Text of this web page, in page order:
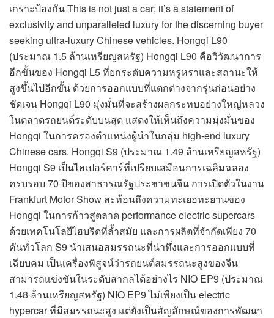
เกราะป้องกัน This is not just a car; it’s a statement of
exclusivity and unparalleled luxury for the discerning buyer
seeking ultra-luxury Chinese vehicles. Hongqi L90
(ประมาณ 1.5 ล้านเหรียญสหรัฐ) Hongqi L90 คือวิวัฒนาการ
อีกขั้นของ Hongqi L5 ที่ยกระดับความหรูหราและสถานะให้
สูงขึ้นไปอีกขั้น ด้วยการออกแบบที่แตกต่างจากรุ่นก่อนอย่าง
ชัดเจน Hongqi L90 มุ่งมั่นที่จะสร้างผลกระทบอย่างใหญ่หลวง
ในตลาดรถยนต์ระดับบนสุด แสดงให้เห็นถึงความมุ่งมั่นของ
Hongqi ในการครองตำแหน่งผู้นำในกลุ่ม high-end luxury
Chinese cars. Hongqi S9 (ประมาณ 1.49 ล้านเหรียญสหรัฐ)
Hongqi S9 เป็นไฮเปอร์คาร์ที่เปรียบเสมือนการเฉลิมฉลอง
ครบรอบ 70 ปีของสาธารณรัฐประชาชนจีน การเปิดตัวในงาน
Frankfurt Motor Show สะท้อนถึงความทะเยอทะยานของ
Hongqi ในการก้าวสู่ตลาด performance electric supercars
ด้วยเทคโนโลยีไฮบริดที่ล้ำสมัย และการผลิตที่จำกัดเพียง 70
คันทั่วโลก S9 นำเสนอสมรรถนะที่น่าทึ่งและการออกแบบที่
เฉียบคม เป็นเครื่องพิสูจน์ว่ารถยนต์สมรรถนะสูงของจีน
สามารถแข่งขันในระดับสากลได้อย่างไร NIO EP9 (ประมาณ
1.48 ล้านเหรียญสหรัฐ) NIO EP9 ไม่เพียงเป็น electric
hypercar ที่มีสมรรถนะสูง แต่ยังเป็นสัญลักษณ์ของการพัฒนา